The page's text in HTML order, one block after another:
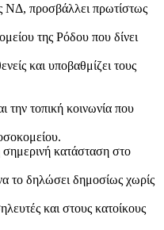
προσβάλλει πρωτίστως
της Ρόδου που δίνει
και υποβαθμίζει τους
την τοπική κοινωνία που
κατάσταση στο
το δηλώσει δημοσίως χωρίς
και στους κατοίκους